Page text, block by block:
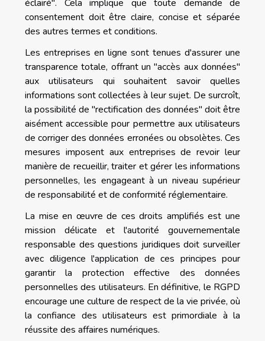
éclairé". Cela implique que toute demande de
consentement doit être claire, concise et séparée
des autres termes et conditions.
Les entreprises en ligne sont tenues d'assurer une
transparence totale, offrant un "accès aux données"
aux utilisateurs qui souhaitent savoir quelles
informations sont collectées à leur sujet. De surcroît,
la possibilité de "rectification des données" doit être
aisément accessible pour permettre aux utilisateurs
de corriger des données erronées ou obsolètes. Ces
mesures imposent aux entreprises de revoir leur
manière de recueillir, traiter et gérer les informations
personnelles, les engageant à un niveau supérieur
de responsabilité et de conformité réglementaire.
La mise en œuvre de ces droits amplifiés est une
mission délicate et l'autorité gouvernementale
responsable des questions juridiques doit surveiller
avec diligence l'application de ces principes pour
garantir la protection effective des données
personnelles des utilisateurs. En définitive, le RGPD
encourage une culture de respect de la vie privée, où
la confiance des utilisateurs est primordiale à la
réussite des affaires numériques.